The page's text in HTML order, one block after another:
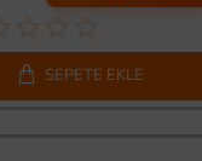
SEPETE EKLE